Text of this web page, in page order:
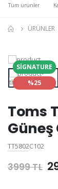
Tüm ürünler
ÜRÜNLER
SIGNATURE
%25
Toms
Güneş
TT5802C102
3999 TL